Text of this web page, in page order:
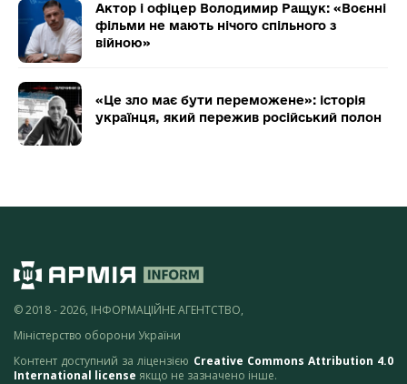
Актор і офіцер Володимир Ращук: «Воєнні
фільми не мають нічого спільного з
війною»
«Це зло має бути переможене»: історія
українця, який пережив російський полон
© 2018 - 2026, ІНФОРМАЦІЙНЕ АГЕНТСТВО,
Міністерство оборони України
Контент доступний за ліцензією Creative Commons Attribution 4.0
International license якщо не зазначено інше.